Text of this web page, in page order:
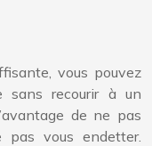
vous pouvez
sans recourir à un
de ne pas
vous endetter.